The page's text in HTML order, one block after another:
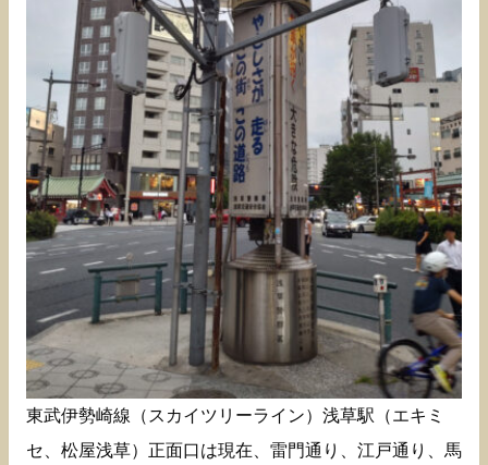
東武伊勢崎線（スカイツリーライン）浅草駅（エキミ
セ、松屋浅草）正面口は現在、雷門通り、江戸通り、馬